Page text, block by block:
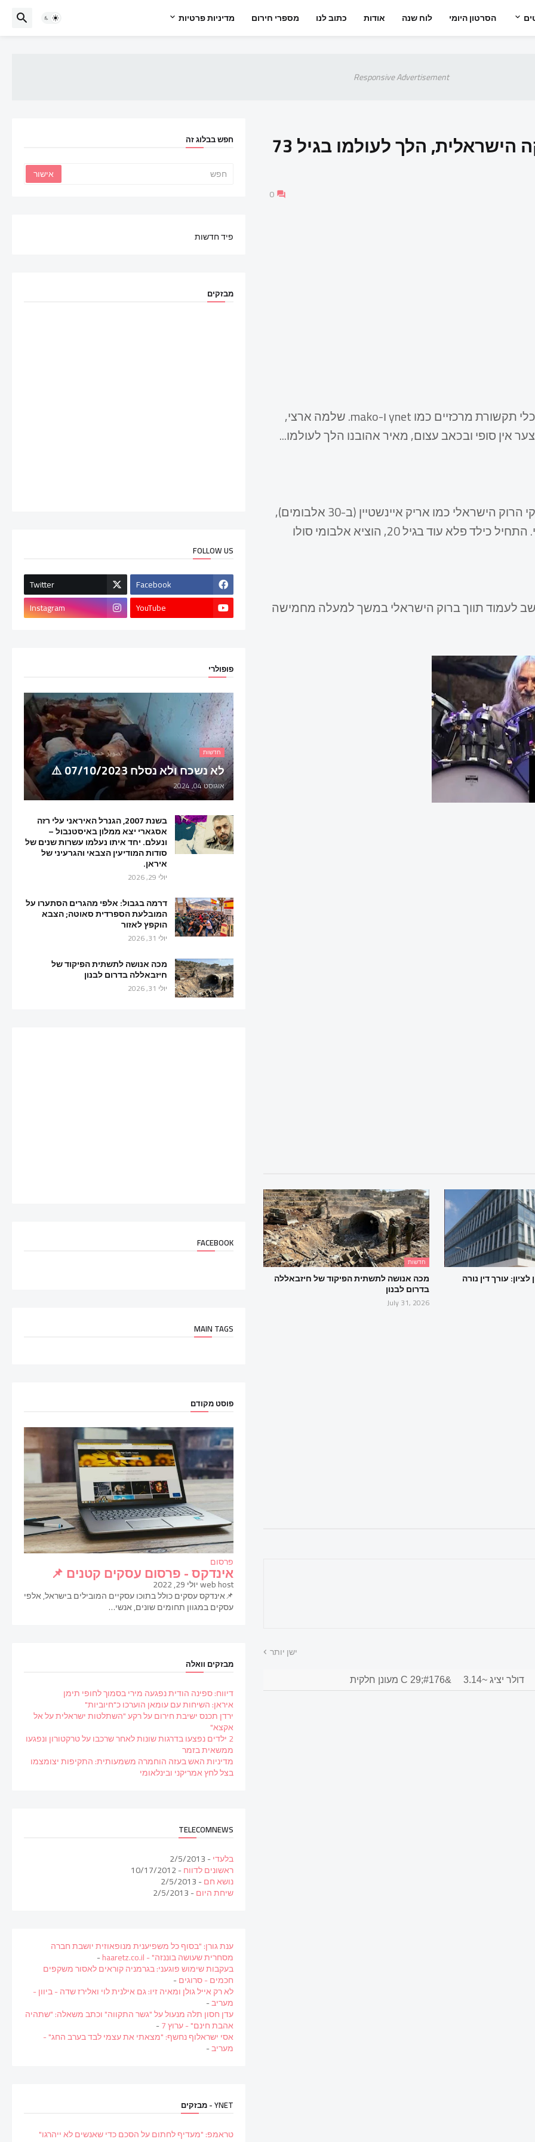
הסרטון היומי לוח שנה אודות כתוב לנו מספרי חירום מדיניות פרטיות
Responsive Advertisement
מאיר ישראל, מתופף אגדי במוזיקה הישראלית, הלך לעולמו בגיל 73
0
מאיר ישראל נפטר ב-1 או 2 במרץ 2026, כפי שדווח בכלי תקשורת מרכזיים כמו ynet ו-mako. שלמה ארצי,
מרגש: "בצער אין סופי ובכאב עצום, מאיר אהובנו הלך לעולמו...
ישראל היה חבר בלהקת תמוז המפורסמת וניגן עם ענקי הרוק הישראלי כמו אריק איינשטיין (ב-30 אלבומים),
שלום חנוך, גידי גוב, דויד ברוזה, יוני רכטר ושלמה ארצי. התחיל כילד פלא עוד בגיל 20, הוציא אלבומי סולו
לעמוד תווך ברוק הישראלי במשך למעלה מחמישה
עורך דין נורה
חדשות
מכה אנושה לתשתית הפיקוד של חיזבאללה
בדרום לבנון
July 31, 2026
ישן יותר
דולר יציג ~3.14 &#176;C 29 מעונן חלקית
חפש בבלוג זה
פיד חדשות
מבזקים
FOLLOW US
Facebook
Twitter
YouTube
Instagram
פופולרי
חדשות
לא נשכח ולא נסלח 07/10/2023 ⚠️
אוגוסט 04, 2024
בשנת 2007, הגנרל האיראני עלי רזה
אסגארי יצא ממלון באיסטנבול –
ונעלם. יחד איתו נעלמו עשרות שנים של
סודות המודיעין הצבאי והגרעיני של
איראן.
יולי 29, 2026
דרמה בגבול: אלפי מהגרים הסתערו על
המובלעת הספרדית סאוטה; הצבא
הוקפץ לאזור
יולי 31, 2026
מכה אנושה לתשתית הפיקוד של
חיזבאללה בדרום לבנון
יולי 31, 2026
FACEBOOK
MAIN TAGS
פוסט מקודם
פרסום
אינדקס - פרסום עסקים קטנים 📌
web hostיולי 29, 2022
📌אינדקס עסקים כולל בתוכו עסקיים המובילים בישראל, אלפי
עסקים במגוון תחומים שונים, אנשי…
מבזקים וואלה
דיווח: ספינה הודית נפגעה מירי בסמוך לחופי תימן
איראן: השיחות עם עומאן הוערכו כ"חיוביות"
ירדן תכנס ישיבת חירום על רקע "השתלטות ישראלית על אל
אקצא"
2 ילדים נפצעו בדרגות שונות לאחר שרכבו על טרקטורון ונפגעו
ממשאית בזמר
מדיניות האש בעזה הוחמרה משמעותית: התקיפות יצומצמו
בצל לחץ אמריקני ובינלאומי
TELECOMNEWS
בלעדי- 2/5/2013
ראשונים לדווח- 10/17/2012
נושא חם- 2/5/2013
שיחת היום- 2/5/2013
ענת גורן: "בסוף כל משפיענית מנופאוזית יושבת חברה
מסחרית שעושה בוננזה" - haaretz.co.il -
בעקבות שימוש פוגעני: בגרמניה קוראים לאסור משקפים
חכמים - סרוגים-
לא רק אייל גולן ומאיה זיו: גם אילנית לוי ואלירז שדה - ביוון -
מעריב-
עדן חסון תלה מנעול על "גשר התקווה" וכתב משאלה: "שתהיה
אהבת חינם" - ערוץ 7 -
אסי ישראלוף נחשף: "מצאתי את עצמי לבד בערב החג" -
מעריב-
YNET - מבזקים
טראמפ: "מעדיף לחתום על הסכם כדי שאנשים לא ייהרגו"